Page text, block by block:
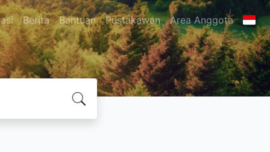
Berita Bantuan Pustakawan Area Anggota